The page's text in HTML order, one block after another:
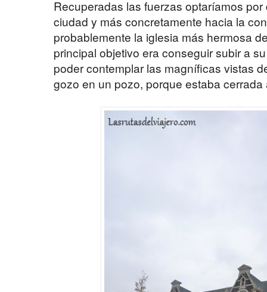
Recuperadas las fuerzas optaríamos
ciudad y más concretamente hacia la
probablemente la iglesia más hermosa
principal objetivo era conseguir subir a
poder contemplar las magníficas vistas
gozo en un pozo, porque estaba cerrada